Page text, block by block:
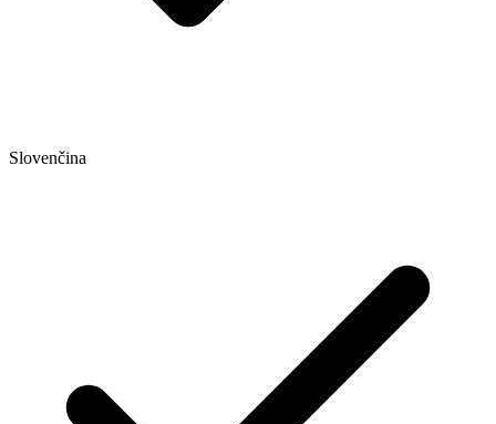
Slovenčina